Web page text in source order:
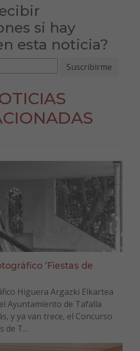
si hay
esta noticia?
‘Fiestas de
Higuera Argazki Elkartea
Ayuntamiento de Tafalla
y ya van trece, el Concurso
de T...